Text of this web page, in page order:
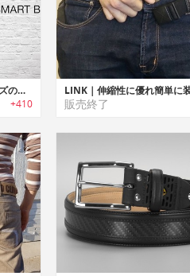
SMART BELT｜摩耗せずサイズの制限を受けないカスタムフィットベルト「スマートベルト」
+410 販売終了